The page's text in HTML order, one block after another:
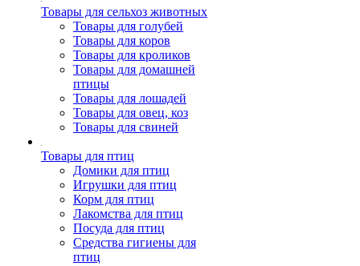
Товары для сельхоз животных
Товары для голубей
Товары для коров
Товары для кроликов
Товары для домашней
птицы
Товары для лошадей
Товары для овец, коз
Товары для свиней
Товары для птиц
Домики для птиц
Игрушки для птиц
Корм для птиц
Лакомства для птиц
Посуда для птиц
Средства гигиены для
птиц